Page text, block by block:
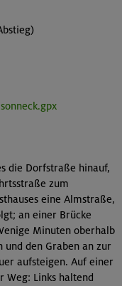
sonneck.gpx
die Dorfstraße hinauf,
zum
eine Almstraße,
an einer Brücke
Minuten oberhalb
den Graben an zur
aufsteigen. Auf einer
Weg: Links haltend